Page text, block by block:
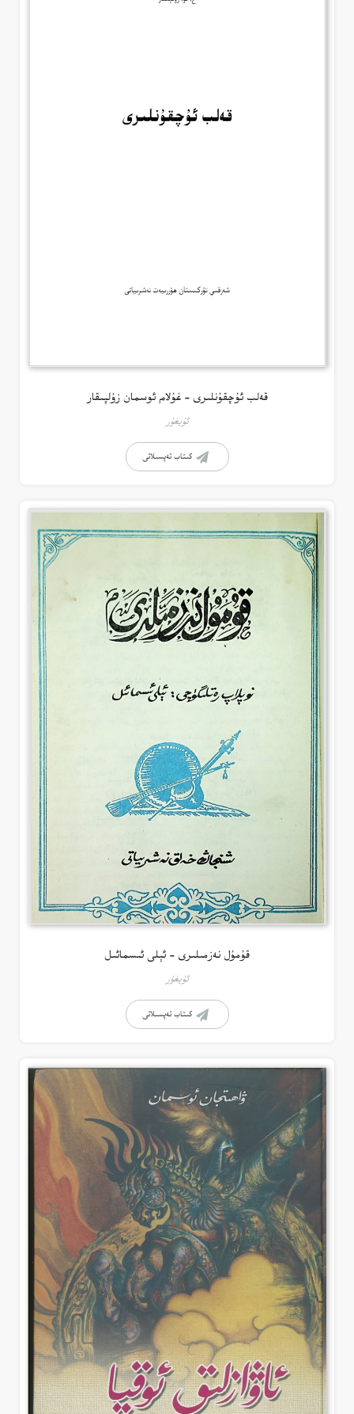
قەلب ئۇچقۇنلىرى – غۇلام ئوسمان زۇلپىقار
ئۇيغۇر
كىتاب تەپسىلاتى
قۇمۇل نەزمىلىرى – ئېلى ئىسمائىل
ئۇيغۇر
كىتاب تەپسىلاتى